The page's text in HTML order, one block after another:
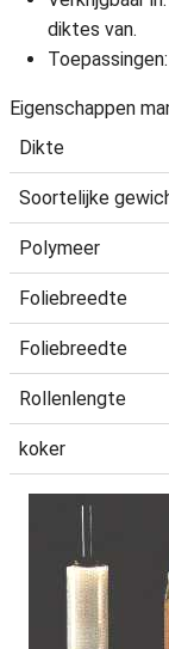
diktes van.
Eigenschappen
Dikte
Soortelijke
Polymeer
Foliebreedte
Foliebreedte
Rollenlengte
koker